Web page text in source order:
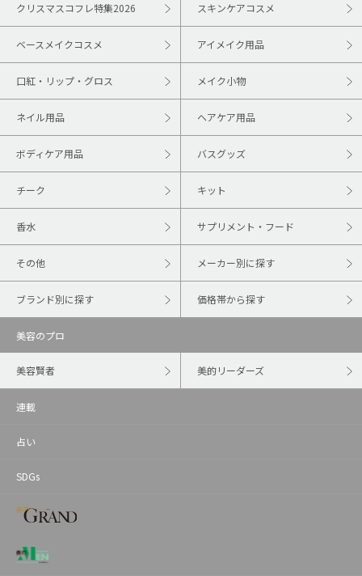
クリスマスコフレ特集2026 スキンケアコスメ
ベースメイクコスメ アイメイク用品
口紅・リップ・グロス メイク小物
ネイル用品 ヘアケア用品
ボディケア用品 バスグッズ
チーク キット
香水 サプリメント・フード
その他 メーカー別に探す
ブランド別に探す 価格帯から探す
美容のプロ
美容賢者 美的リーダーズ
連載
占い
SDGs